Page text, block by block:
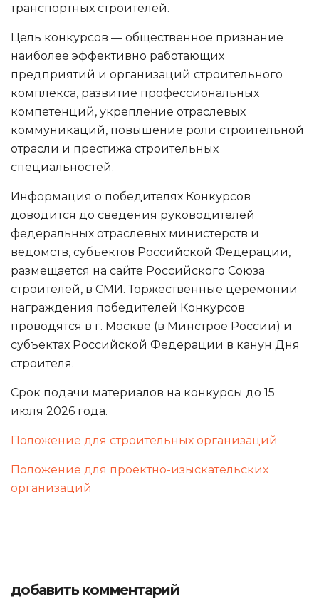
транспортных строителей.
Цель конкурсов — общественное признание
наиболее эффективно работающих
предприятий и организаций строительного
комплекса, развитие профессиональных
компетенций, укрепление отраслевых
коммуникаций, повышение роли строительной
отрасли и престижа строительных
специальностей.
Информация о победителях Конкурсов
доводится до сведения руководителей
федеральных отраслевых министерств и
ведомств, субъектов Российской Федерации,
размещается на сайте Российского Союза
строителей, в СМИ. Торжественные церемонии
награждения победителей Конкурсов
проводятся в г. Москве (в Минстрое России) и
субъектах Российской Федерации в канун Дня
строителя.
Срок подачи материалов на конкурсы до 15
июля 2026 года.
Положение для строительных организаций
Положение для проектно-изыскательских
организаций
добавить комментарий